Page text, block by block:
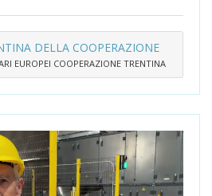
DELLA COOPERAZIONE
EUROPEI COOPERAZIONE TRENTINA